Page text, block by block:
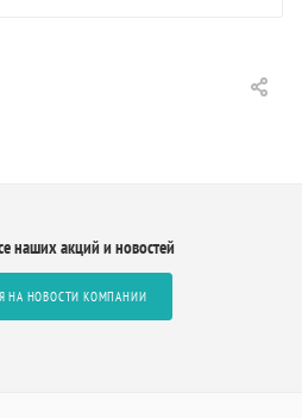
наших акций и новостей
НА НОВОСТИ КОМПАНИИ